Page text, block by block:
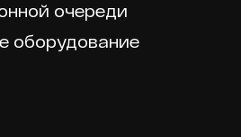
очереди
оборудование